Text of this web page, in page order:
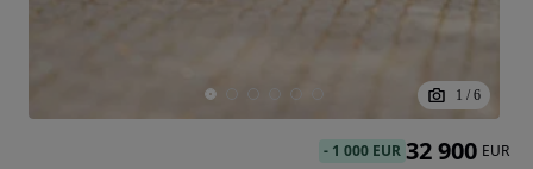
1 / 6
- 1 000 EUR 32 900 EUR